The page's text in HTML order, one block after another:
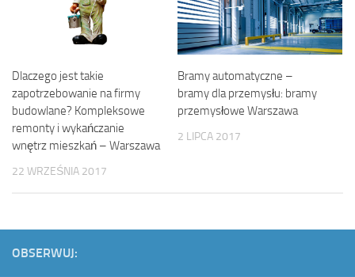
Dlaczego jest takie
zapotrzebowanie na firmy
budowlane? Kompleksowe
remonty i wykańczanie
wnętrz mieszkań – Warszawa
22 WRZEŚNIA 2017
Bramy automatyczne –
bramy dla przemysłu: bramy
przemysłowe Warszawa
2 LIPCA 2017
OBSERWUJ: